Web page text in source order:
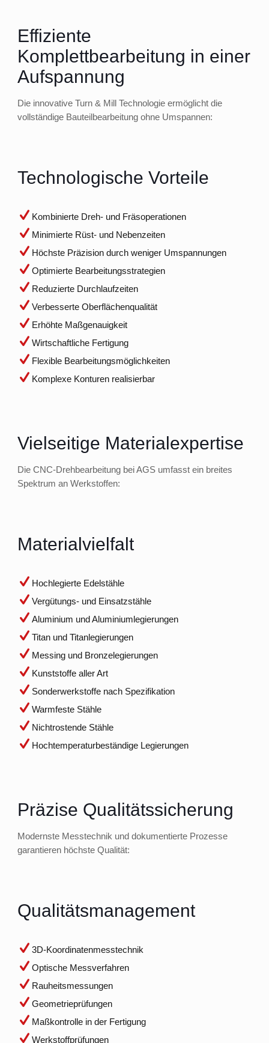
Effiziente
Komplettbearbeitung in einer
Aufspannung
Die innovative Turn & Mill Technologie ermöglicht die
vollständige Bauteilbearbeitung ohne Umspannen:
Technologische Vorteile
Kombinierte Dreh- und Fräsoperationen
Minimierte Rüst- und Nebenzeiten
Höchste Präzision durch weniger Umspannungen
Optimierte Bearbeitungsstrategien
Reduzierte Durchlaufzeiten
Verbesserte Oberflächenqualität
Erhöhte Maßgenauigkeit
Wirtschaftliche Fertigung
Flexible Bearbeitungsmöglichkeiten
Komplexe Konturen realisierbar
Vielseitige Materialexpertise
Die CNC-Drehbearbeitung bei AGS umfasst ein breites
Spektrum an Werkstoffen:
Materialvielfalt
Hochlegierte Edelstähle
Vergütungs- und Einsatzstähle
Aluminium und Aluminiumlegierungen
Titan und Titanlegierungen
Messing und Bronzelegierungen
Kunststoffe aller Art
Sonderwerkstoffe nach Spezifikation
Warmfeste Stähle
Nichtrostende Stähle
Hochtemperaturbeständige Legierungen
Präzise Qualitätssicherung
Modernste Messtechnik und dokumentierte Prozesse
garantieren höchste Qualität:
Qualitätsmanagement
3D-Koordinatenmesstechnik
Optische Messverfahren
Rauheitsmessungen
Geometrieprüfungen
Maßkontrolle in der Fertigung
Werkstoffprüfungen